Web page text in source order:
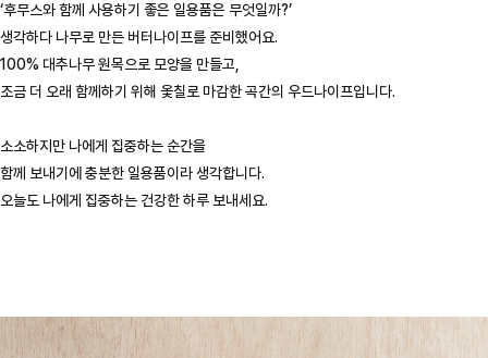
‘후무스와 함께 사용하기 좋은 일용품은 무엇일까?’
생각하다 나무로 만든 버터나이프를 준비했어요.
100% 대추나무 원목으로 모양을 만들고,
조금 더 오래 함께하기 위해 옻칠로 마감한 곡간의 우드나이프입니다.
소소하지만 나에게 집중하는 순간을
함께 보내기에 충분한 일용품이라 생각합니다.
오늘도 나에게 집중하는 건강한 하루 보내세요.